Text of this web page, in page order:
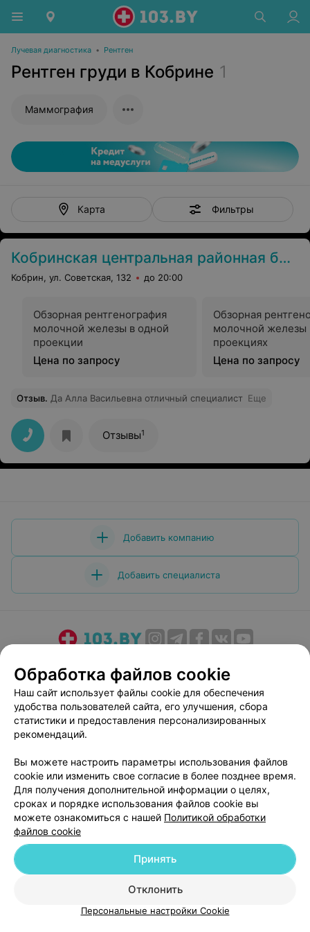
Лучевая диагностика • Рентген
Рентген груди в Кобрине 1
Маммография
Карта Фильтры
Кобринская центральная районная больница
Кобрин, ул. Советская, 132 до 20:00
Обзорная рентгенография
молочной железы в одной
проекции
Цена по запросу
Обзорная
молочной железы
проекциях
Цена по запросу
Отзыв. Да Алла Васильевна отличный специалист Еще
Отзывы1
Добавить компанию
Добавить специалиста
Медицинский маркетинг
Публичный договор
Пользовательское соглашение
Способы оплаты
Вакансии
Партнеры
Написать руководителю 103.by
Персональные настройки cookie
Обработка персональных данных
© 2026 ООО «Артокс Лаб», УНП 191700409| 220012, Республика Беларусь,
г. Минск, улица Толбухина, 2, пом. 16 | help@103.by
Обработка файлов cookie
Наш сайт использует файлы cookie для обеспечения
удобства пользователей сайта, его улучшения, сбора
статистики и предоставления персонализированных
рекомендаций.
Вы можете настроить параметры использования файлов
cookie или изменить свое согласие в более позднее время.
Для получения дополнительной информации о целях,
сроках и порядке использования файлов cookie вы
можете ознакомиться с нашей Политикой обработки
файлов cookie
Отклонить
Принять
Персональные настройки Cookie